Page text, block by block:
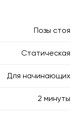
Позы стоя
Статическая
Для начинающих
2 минуты